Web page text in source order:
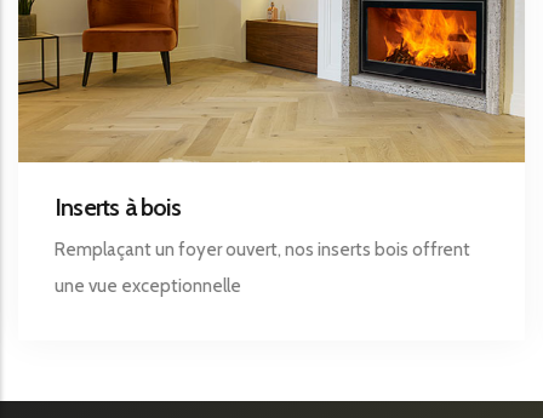
Inserts à bois
Remplaçant un foyer ouvert, nos inserts bois offrent
une vue exceptionnelle